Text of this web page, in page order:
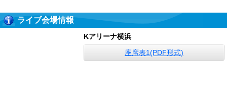
ライブ会場情報
Kアリーナ横浜
座席表1(PDF形式)